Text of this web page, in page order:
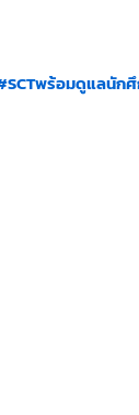
พร้อมดูแลนัก